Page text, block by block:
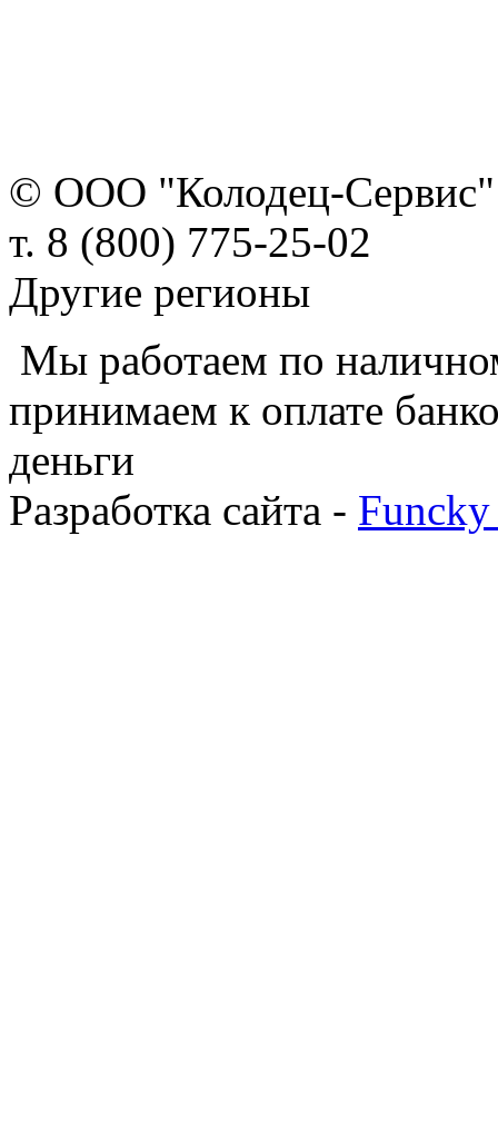
© ООО "Колодец-Сервис"
т. 8 (800) 775-25-02
Другие регионы
Мы работаем по
принимаем к оплате
деньги
Разработка сайта -